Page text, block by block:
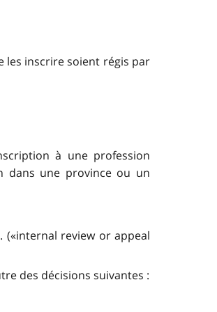
les inscrire soient régis par
à une profession
dans une province ou un
(«internal review or appeal
des décisions suivantes :